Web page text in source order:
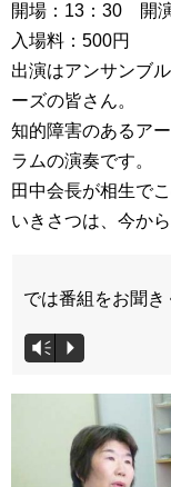
開場：13：30 開
入場料：500円
出演はアンサンブ
ーズの皆さん。
知的障害のあるア
ラムの演奏です。
田中会長が相生で
いきさつは、今か
では番組をお聞き
音
Vm P